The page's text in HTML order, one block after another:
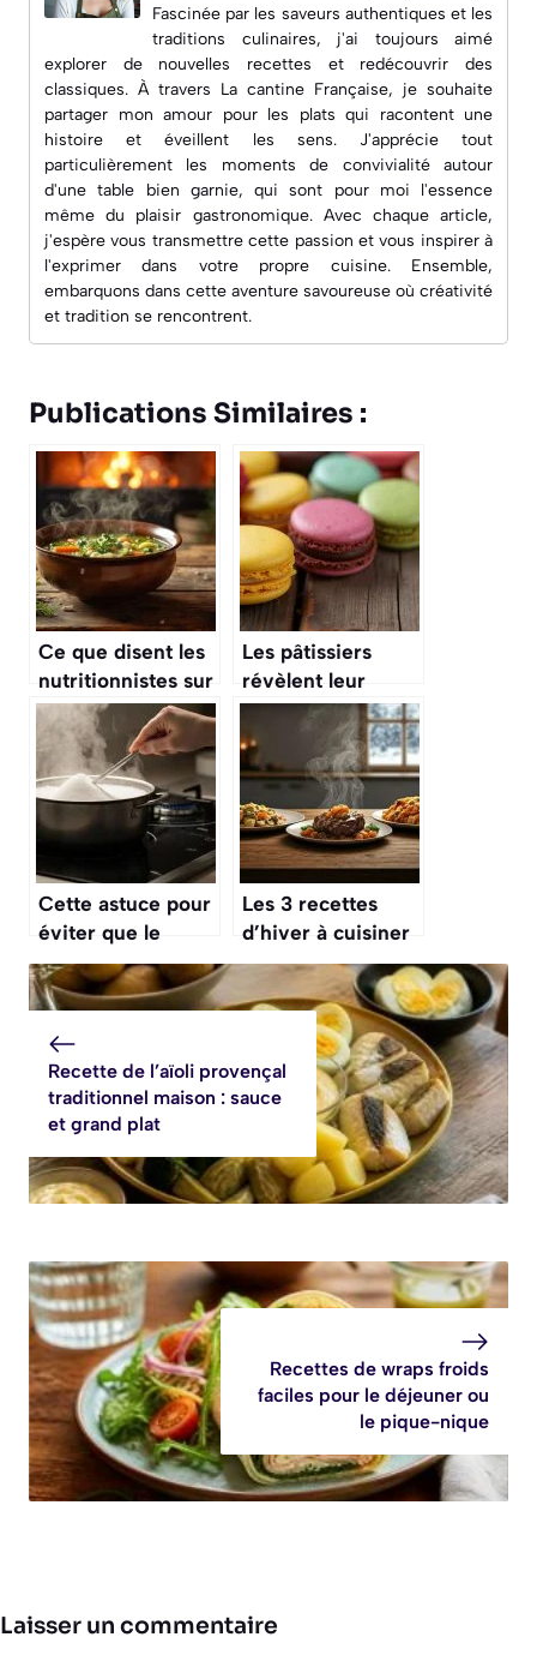
Fascinée par les saveurs authentiques et les
traditions culinaires, j'ai toujours aimé
explorer de nouvelles recettes et redécouvrir des
classiques. À travers La cantine Française, je souhaite
partager mon amour pour les plats qui racontent une
histoire et éveillent les sens. J'apprécie tout
particulièrement les moments de convivialité autour
d'une table bien garnie, qui sont pour moi l'essence
même du plaisir gastronomique. Avec chaque article,
j'espère vous transmettre cette passion et vous inspirer à
l'exprimer dans votre propre cuisine. Ensemble,
embarquons dans cette aventure savoureuse où créativité
et tradition se rencontrent.
Publications Similaires :
Ce que disent les
nutritionnistes sur
l’habitude de
manger des
soupes tous les
soirs en hiver : à
adopter
Les pâtissiers
révèlent leur
secret pour des
macarons parfaits
à tous les coups
Cette astuce pour
éviter que le
sucre ne cristallise
sur les bords de la
casserole est
utilisée par tous
les pâtissiers
Les 3 recettes
d’hiver à cuisiner
maintenant qui
vous garantissent
des repas
spectaculaires
Recette de l’aïoli provençal
traditionnel maison : sauce
et grand plat
Recettes de wraps froids
faciles pour le déjeuner ou
le pique-nique
Laisser un commentaire